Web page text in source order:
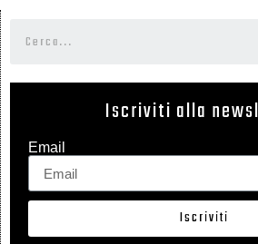
Iscriviti alla
Email
Iscriviti